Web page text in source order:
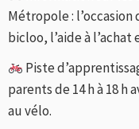
Métropole :
bicloo, l’aide à
Piste
parents de 14 h à 18
au vélo.